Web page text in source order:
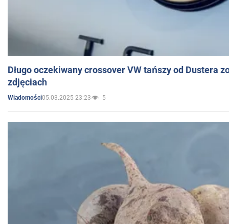
Długo oczekiwany crossover VW tańszy od Dustera
zdjęciach
Wiadomości05.03.2025 23:23 5